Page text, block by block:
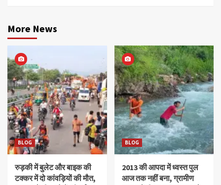
More News
BLOG
रुड़की में बुलेट और बाइक की
टक्कर में दो कांवड़ियों की मौत,
BLOG
2013 की आपदा में ध्वस्त पुल
आज तक नहीं बना, ग्रामीण